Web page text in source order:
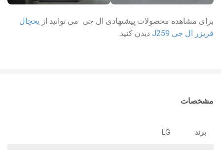
برای مشاهده محصولات پیشنهادی ال جی می توانید از یخچال
فریزر ال جی J259
دیدن کنید.
مشخصات
برند LG